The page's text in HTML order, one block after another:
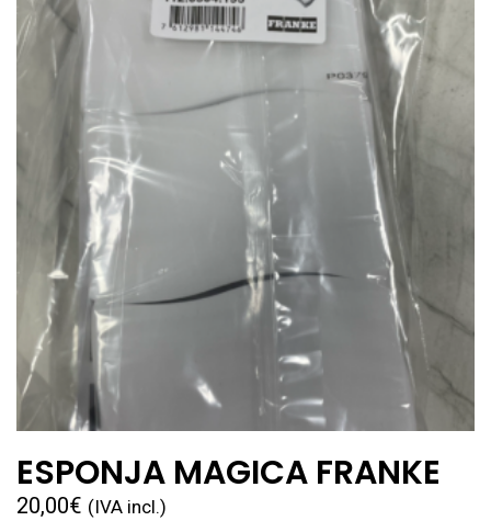
ESPONJA MAGICA FRANKE
20,00€ (IVA incl.)